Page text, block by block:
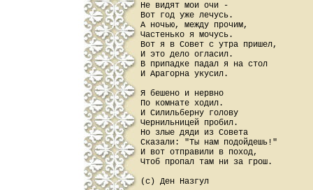
Hе видят мои очи -
Вот год уже лечусь.
А ночью, между прочим,
Частенько я мочусь.
Вот я в Совет с утра пришел,
И это дело огласил.
В припадке падал я на стол
И Арагорна укусил.
Я бешено и нервно
По комнате ходил.
И Силильберну голову
Чернильницей пробил.
Hо злые дяди из Совета
Сказали: "Ты нам подойдешь!"
И вот отправили в поход,
Чтоб пропал там ни за грош.